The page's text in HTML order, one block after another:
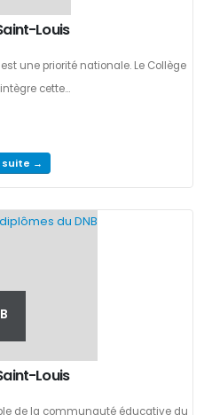
Louis
une priorité nationale. Le Collège
cette...
suite →
Louis
de la communauté éducative du